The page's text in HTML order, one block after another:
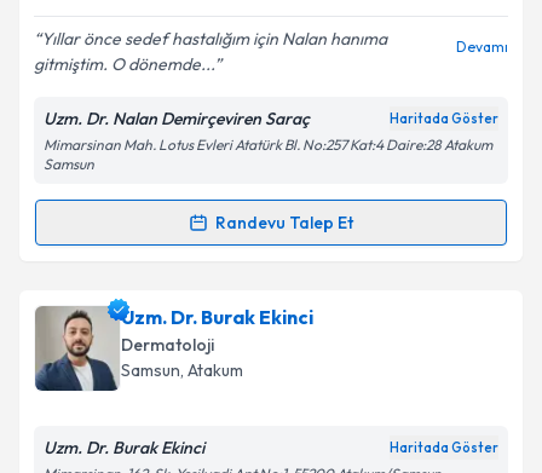
Kişisel verilerimin işlenmesine ilişkin
Aydınlatma
Metni'ni okudum ve kişisel verilerimin belirtilen
Takvim Talebini Gönder
Yıllar önce sedef hastalığım için Nalan hanıma
gitmiştim. O dönemde...
Devamı
Uzm. Dr. Nalan Demirçeviren Saraç Haritada Göster
Mimarsinan Mah. Lotus Evleri Atatürk Bl. No:257 Kat:4 Daire:28 Atakum
Samsun
Randevu Talep Et
Randevu Takvimi Talebi
Uzm. Dr. Nalan Demirçeviren Saraç
takvimi talebi oluşturun. Size bu uzmandan randevu
almanız için bir takvim hazırlandığında e-posta ile
bilgilendireceğiz.
Uzm. Dr. Burak Ekinci
Dermatoloji
Samsun, Atakum
Uzm. Dr. Burak Ekinci Haritada Göster